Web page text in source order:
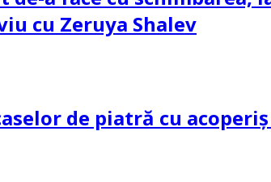
cu Zeruya Shalev
de piatră cu